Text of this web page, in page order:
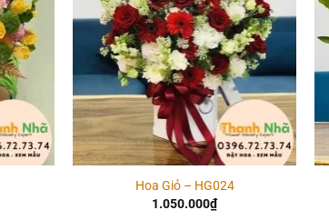
Hoa Giỏ – HG024
1.050.000₫